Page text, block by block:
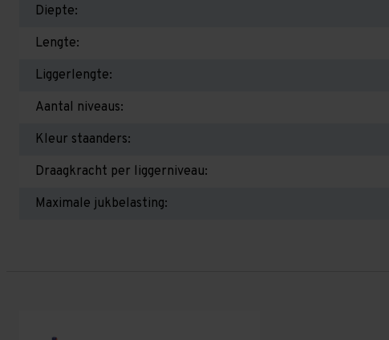
Diepte:
Lengte:
Liggerlengte:
Aantal niveaus:
Kleur staanders:
Draagkracht per liggerniveau:
Maximale jukbelasting: